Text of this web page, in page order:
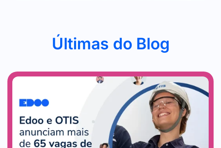
Últimas do Blog